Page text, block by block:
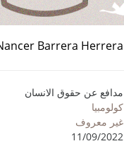
Barrera Herrera
مدافع عن حقوق الانسان
كولومبيا
غير معروف
11/09/2022